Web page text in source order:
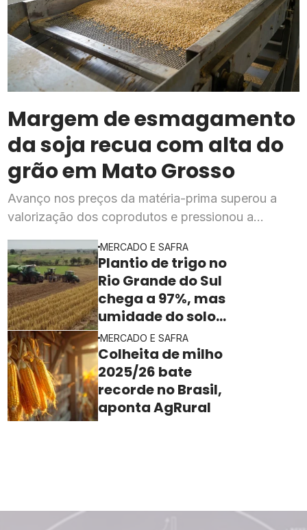
Margem de esmagamento
da soja recua com alta do
grão em Mato Grosso
Avanço nos preços da matéria-prima superou a
valorização dos coprodutos e pressionou a
segundo o ImeaMERCADO E SAFRA
Plantio de trigo no
Rio Grande do Sul
chega a 97%, mas
umidade do solo
ainda freia o ritmo
MERCADO E SAFRA
Colheita de milho
2025/26 bate
recorde no Brasil,
aponta AgRural